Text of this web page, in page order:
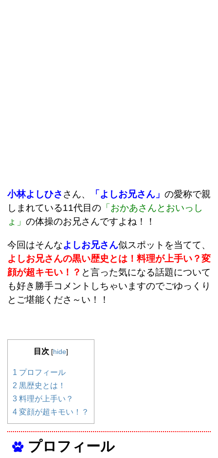
小林よしひさ さん、 「よしお兄さん」 の愛称で親
しまれている11代目の 「おかあさんとおいっし
ょ」 の体操のお兄さんですよね！！
今回はそんなよしお兄さん似スポットを当てて、
よしお兄さんの黒い歴史とは！料理が上手い？変
顔が超キモい！？ と言った気になる話題について
も好き勝手コメントしちゃいますのでごゆっくり
とご堪能くださ～い！！
目次 [hide]
1 プロフィール
2 黒歴史とは！
3 料理が上手い？
4 変顔が超キモい！？
プロフィール